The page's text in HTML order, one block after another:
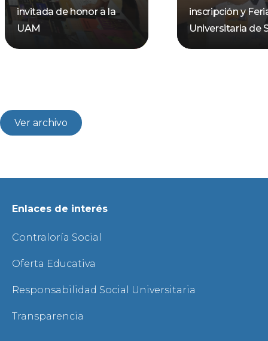
invitada de honor a la
UAM
inscripción y
Universitaria de
Ver archivo
Enlaces de interés
Contraloría Social
Oferta Educativa
Responsabilidad Social Universitaria
Transparencia